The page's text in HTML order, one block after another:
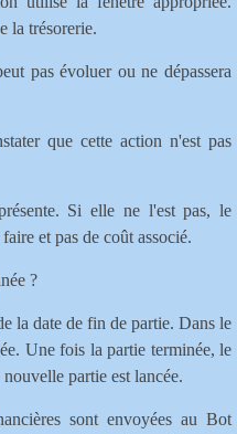
la trésorerie.
pas évoluer ou ne dépassera
que cette action n'est pas
Si elle ne l'est pas, le
et pas de coût associé.
?
la date de fin de partie. Dans le
Une fois la partie terminée, le
partie est lancée.
sont envoyées au Bot